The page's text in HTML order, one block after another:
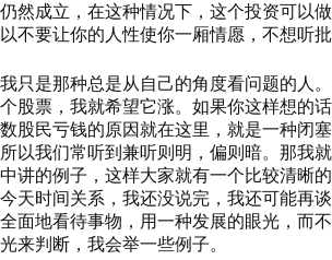
仍然成立，在这种情况下，这个投资可以
以不要让你的人性使你一厢情愿，不想听批
我只是那种总是从自己的角度看问题的人
个股票，我就希望它涨。如果你这样想的
数股民亏钱的原因就在这里，就是一种闭塞
所以我们常听到兼听则明，偏则暗。那我
中讲的例子，这样大家就有一个比较清晰
今天时间关系，我还没说完，我还可能再
全面地看待事物，用一种发展的眼光，而
光来判断，我会举一些例子。